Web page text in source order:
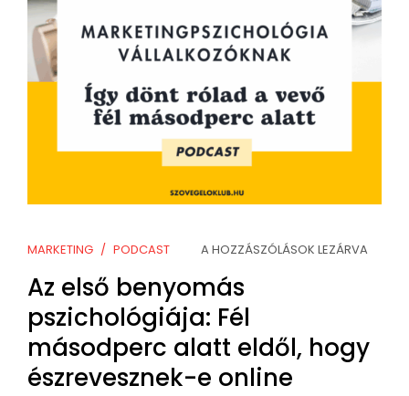
MARKETING PODCAST A HOZZÁSZÓLÁSOK LEZÁRVA
Az első benyomás
pszichológiája: Fél
másodperc alatt eldől, hogy
észrevesznek-e online